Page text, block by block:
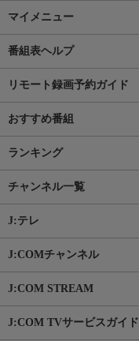
マイメニュー
番組表ヘルプ
リモート録画予約ガイド
おすすめ番組
ランキング
チャンネル一覧
J:テレ
J:COMチャンネル
J:COM STREAM
J:COM TVサービスガイド